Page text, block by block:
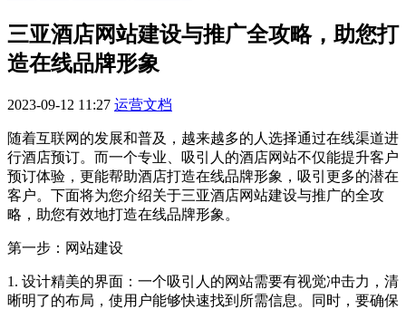
三亚酒店网站建设与推广全攻略，助您打
造在线品牌形象
2023-09-12 11:27 运营文档
随着互联网的发展和普及，越来越多的人选择通过在线渠道进
行酒店预订。而一个专业、吸引人的酒店网站不仅能提升客户
预订体验，更能帮助酒店打造在线品牌形象，吸引更多的潜在
客户。下面将为您介绍关于三亚酒店网站建设与推广的全攻
略，助您有效地打造在线品牌形象。
第一步：网站建设
1. 设计精美的界面：一个吸引人的网站需要有视觉冲击力，清
晰明了的布局，使用户能够快速找到所需信息。同时，要确保